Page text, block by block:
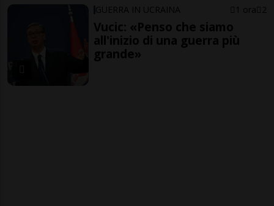
GUERRA IN UCRAINA 1 ora 2
Vucic: «Penso che siamo
all'inizio di una guerra più
grande»